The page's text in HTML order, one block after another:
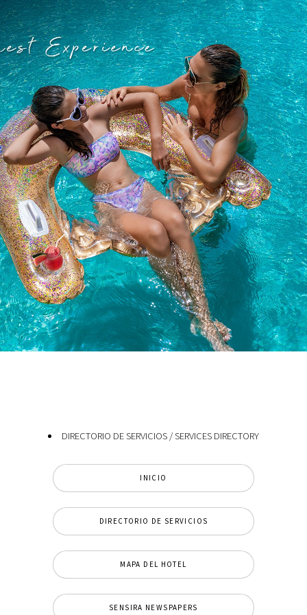
DIRECTORIO DE SERVICIOS / SERVICES DIRECTORY
INICIO
DIRECTORIO DE SERVICIOS
MAPA DEL HOTEL
SENSIRA NEWSPAPERS